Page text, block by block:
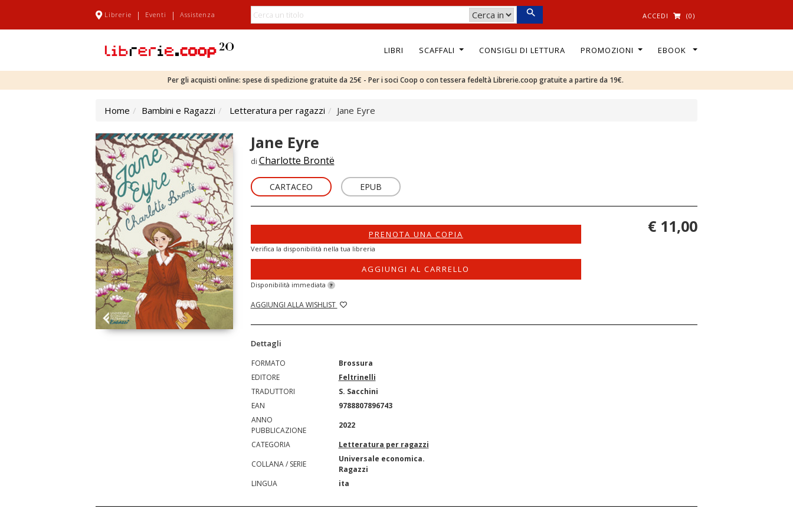
Librerie | Eventi | Assistenza ACCEDI (0)
LIBRI SCAFFALI CONSIGLI DI LETTURA PROMOZIONI EBOOK
Per gli acquisti online: spese di spedizione gratuite da 25€ - Per i soci Coop o con tessera fedeltà Librerie.coop gratuite a partire da 19€.
Home Bambini e Ragazzi Letteratura per ragazzi Jane Eyre
Jane Eyre
di Charlotte Brontë
CARTACEO EPUB
PRENOTA UNA COPIA
Verifica la disponibilità nella tua libreria
AGGIUNGI AL CARRELLO
Disponibilità immediata ?
AGGIUNGI ALLA WISHLIST
€ 11,00
Dettagli
FORMATO
Brossura
EDITORE
Feltrinelli
TRADUTTORI
S. Sacchini
EAN
9788807896743
ANNO
PUBBLICAZIONE
2022
CATEGORIA
Letteratura per ragazzi
COLLANA / SERIE
Universale economica.
Ragazzi
LINGUA
ita